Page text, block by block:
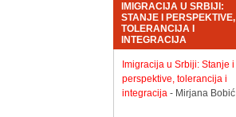
IMIGRACIJA U SRBIJI:
STANJE I PERSPEKTIVE,
TOLERANCIJA I
INTEGRACIJA
Imigracija u Srbiji: Stanje i
perspektive, tolerancija i
integracija- Mirjana Bobić